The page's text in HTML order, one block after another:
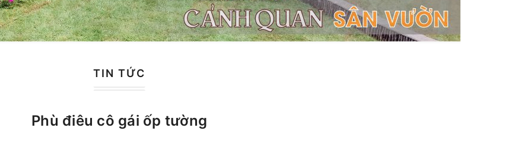
TIN TỨC
Phù điêu cô gái ốp tường